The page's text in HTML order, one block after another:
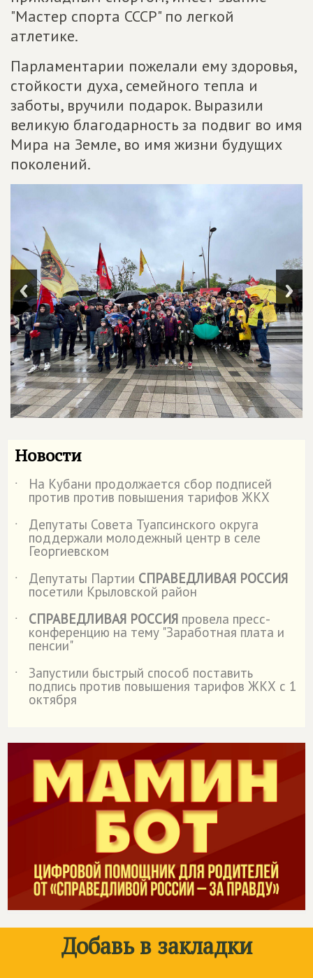
"Мастер спорта СССР" по легкой
атлетике.
Парламентарии пожелали ему здоровья,
стойкости духа, семейного тепла и
заботы, вручили подарок. Выразили
великую благодарность за подвиг во имя
Мира на Земле, во имя жизни будущих
поколений.
Новости
˙ На Кубани продолжается сбор подписей
против против повышения тарифов ЖКХ
˙
Депутаты Совета Туапсинского округа
поддержали молодежный центр в селе
Георгиевском
˙
Депутаты Партии СПРАВЕДЛИВАЯ РОССИЯ
посетили Крыловской район
˙
СПРАВЕДЛИВАЯ РОССИЯ провела пресс-
конференцию на тему "Заработная плата и
пенсии"
˙
Запустили быстрый способ поставить
подпись против повышения тарифов ЖКХ с 1
октября
Добавь в закладки